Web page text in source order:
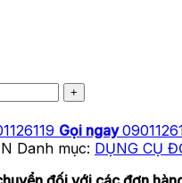
Gọi ngay
Danh mục: DỤNG CỤ